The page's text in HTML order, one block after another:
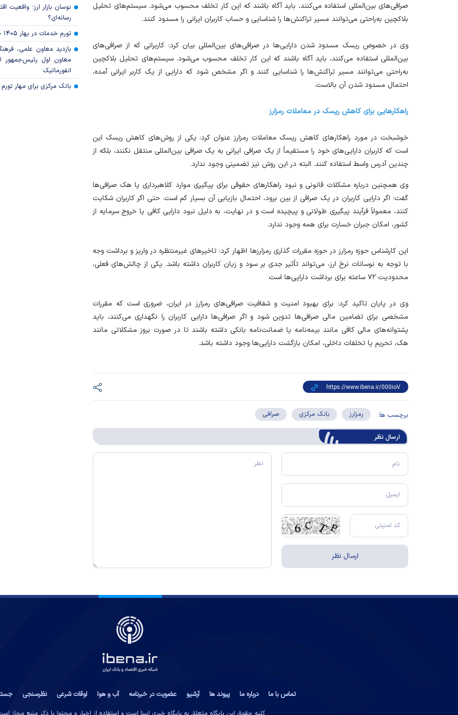
صرافی‌های بین‌المللی استفاده می‌کنند، باید آگاه باشند که این کار تخلف محسوب می‌شود. سیستم‌های تحلیل
بلاکچین به‌راحتی می‌توانند مسیر تراکنش‌ها را شناسایی و حساب کاربران ایرانی را مسدود کنند.
وی در خصوص ریسک مسدود شدن دارایی‌ها در صرافی‌های بین‌المللی بیان کرد: کاربرانی که از صرافی‌های
بین‌المللی استفاده می‌کنند، باید آگاه باشند که این کار تخلف محسوب می‌شود. سیستم‌های تحلیل بلاکچین
به‌راحتی می‌توانند مسیر تراکنش‌ها را شناسایی کنند و اگر مشخص شود که دارایی از یک کاربر ایرانی آمده،
احتمال مسدود شدن آن بالاست.
راهکار‌هایی برای کاهش ریسک در معاملات رمزارز
خوشبخت در مورد راهکار‌های کاهش ریسک‌ معاملات رمزارز عنوان کرد: یکی از روش‌های کاهش ریسک این
است که کاربران دارایی‌های خود را مستقیماً از یک صرافی ایرانی به یک صرافی بین‌المللی منتقل نکنند، بلکه از
چندین آدرس واسط استفاده کنند. البته در این روش نیز تضمینی وجود ندارد.
وی همچنین درباره مشکلات قانونی و نبود راهکار‌های حقوقی برای پیگیری موارد کلاهبرداری یا هک صرافی‌ها
گفت: اگر دارایی کاربران در یک صرافی از بین برود، احتمال بازیابی آن بسیار کم است. حتی اگر کاربران شکایت
کنند، معمولاً فرآیند پیگیری طولانی و پیچیده است و در نهایت، به دلیل نبود دارایی کافی یا خروج سرمایه از
کشور، امکان جبران خسارت برای همه وجود ندارد.
این کارشناس حوزه رمزارز در حوزه مقررات گذاری رمزارز‌ها اظهار کرد: تاخیر‌های غیرمنتظره در واریز و برداشت وجه
با توجه به نوسانات نرخ ارز، می‌تواند تأثیر جدی بر سود و زیان کاربران داشته باشد. یکی از چالش‌های فعلی،
محدودیت ۷۲ ساعته برای برداشت دارایی‌ها است
وی در پایان تاکید کرد: برای بهبود امنیت و شفافیت صرافی‌های رمزارز در ایران، ضروری است که مقررات
مشخصی برای تضامین مالی صرافی‌ها تدوین شود و اگر صرافی‌ها دارایی کاربران را نگهداری می‌کنند، باید
پشتوانه‌های مالی کافی مانند بیمه‌نامه یا ضمانت‌نامه بانکی داشته باشند تا در صورت بروز مشکلاتی مانند
هک، تحریم یا تخلفات داخلی، امکان بازگشت دارایی‌ها وجود داشته باشد.
برچسب ها: رمزارز بانک مرکزی صرافی
ارسال‌ نظر
نوسان بازار ارز؛ واقعیت
رسانه‌ای؟
تورم خدمات در بهار ۱۴۰۵ چقدر شد؟
بازدید معاون علمی،
معاون اول رئیس‌جمهور
انفورماتیک
بانک مرکزی برای مهار
تماس با ما درباره ما پیوند ها آرشیو عضویت در خبرنامه آب و هوا اوقات شرعی نظرسنجی